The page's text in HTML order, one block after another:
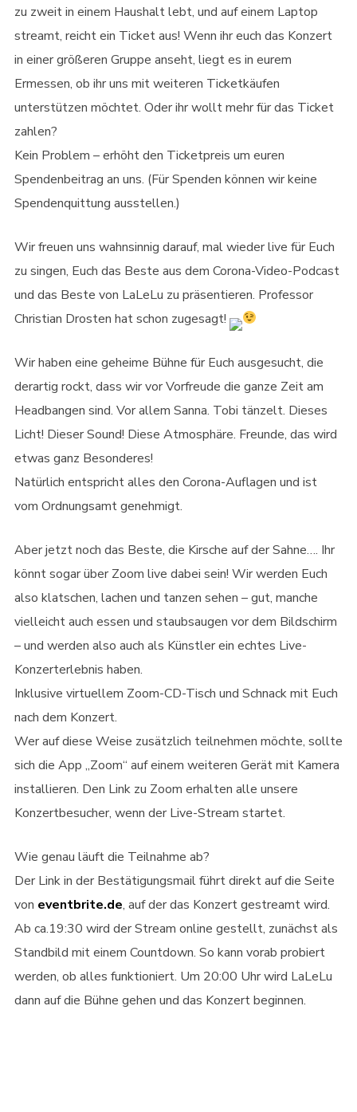
zu zweit in einem Haushalt lebt, und auf einem Laptop
streamt, reicht ein Ticket aus! Wenn ihr euch das Konzert
in einer größeren Gruppe anseht, liegt es in eurem
Ermessen, ob ihr uns mit weiteren Ticketkäufen
unterstützen möchtet. Oder ihr wollt mehr für das Ticket
zahlen?
Kein Problem – erhöht den Ticketpreis um euren
Spendenbeitrag an uns. (Für Spenden können wir keine
Spendenquittung ausstellen.)
Wir freuen uns wahnsinnig darauf, mal wieder live für Euch
zu singen, Euch das Beste aus dem Corona-Video-Podcast
und das Beste von LaLeLu zu präsentieren. Professor
Christian Drosten hat schon zugesagt!
Wir haben eine geheime Bühne für Euch ausgesucht, die
derartig rockt, dass wir vor Vorfreude die ganze Zeit am
Headbangen sind. Vor allem Sanna. Tobi tänzelt. Dieses
Licht! Dieser Sound! Diese Atmosphäre. Freunde, das wird
etwas ganz Besonderes!
Natürlich entspricht alles den Corona-Auflagen und ist
vom Ordnungsamt genehmigt.
Aber jetzt noch das Beste, die Kirsche auf der Sahne…. Ihr
könnt sogar über Zoom live dabei sein! Wir werden Euch
also klatschen, lachen und tanzen sehen – gut, manche
vielleicht auch essen und staubsaugen vor dem Bildschirm
– und werden also auch als Künstler ein echtes Live-
Konzerterlebnis haben.
Inklusive virtuellem Zoom-CD-Tisch und Schnack mit Euch
nach dem Konzert.
Wer auf diese Weise zusätzlich teilnehmen möchte, sollte
sich die App „Zoom“ auf einem weiteren Gerät mit Kamera
installieren. Den Link zu Zoom erhalten alle unsere
Konzertbesucher, wenn der Live-Stream startet.
Wie genau läuft die Teilnahme ab?
Der Link in der Bestätigungsmail führt direkt auf die Seite
von eventbrite.de, auf der das Konzert gestreamt wird.
Ab ca.19:30 wird der Stream online gestellt, zunächst als
Standbild mit einem Countdown. So kann vorab probiert
werden, ob alles funktioniert. Um 20:00 Uhr wird LaLeLu
dann auf die Bühne gehen und das Konzert beginnen.